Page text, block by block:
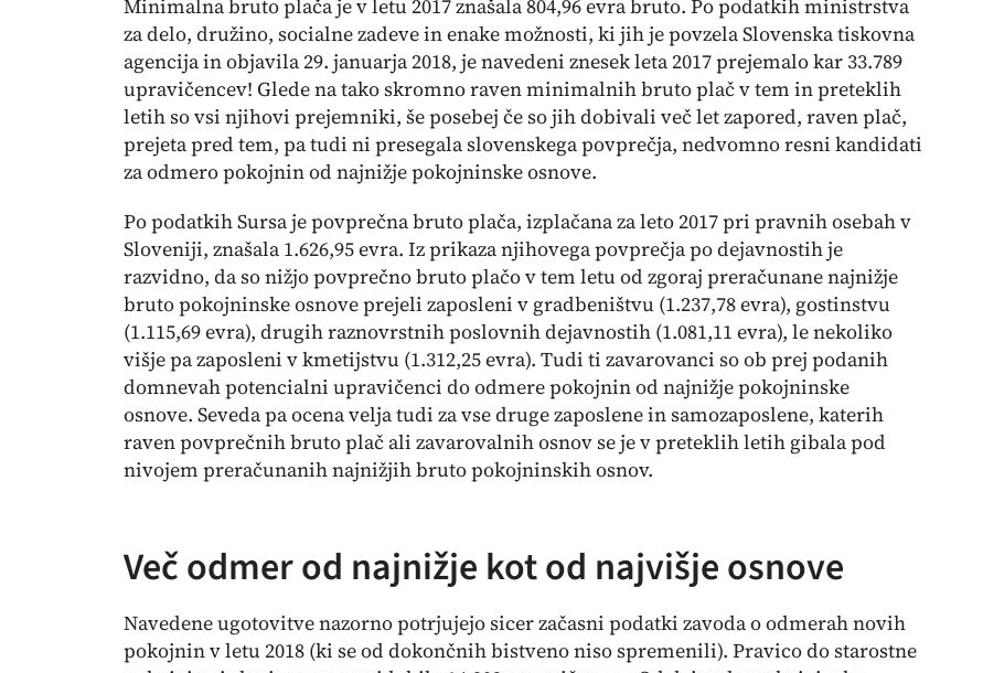
Minimalna bruto plača je v letu 2017 znašala 804,96 evra bruto. Po podatkih ministrstva
za delo, družino, socialne zadeve in enake možnosti, ki jih je povzela Slovenska tiskovna
agencija in objavila 29. januarja 2018, je navedeni znesek leta 2017 prejemalo kar 33.789
upravičencev! Glede na tako skromno raven minimalnih bruto plač v tem in preteklih
letih so vsi njihovi prejemniki, še posebej če so jih dobivali več let zapored, raven plač,
prejeta pred tem, pa tudi ni presegala slovenskega povprečja, nedvomno resni kandidati
za odmero pokojnin od najnižje pokojninske osnove.
Po podatkih Sursa je povprečna bruto plača, izplačana za leto 2017 pri pravnih osebah v
Sloveniji, znašala 1.626,95 evra. Iz prikaza njihovega povprečja po dejavnostih je
razvidno, da so nižjo povprečno bruto plačo v tem letu od zgoraj preračunane najnižje
bruto pokojninske osnove prejeli zaposleni v gradbeništvu (1.237,78 evra), gostinstvu
(1.115,69 evra), drugih raznovrstnih poslovnih dejavnostih (1.081,11 evra), le nekoliko
višje pa zaposleni v kmetijstvu (1.312,25 evra). Tudi ti zavarovanci so ob prej podanih
domnevah potencialni upravičenci do odmere pokojnin od najnižje pokojninske
osnove. Seveda pa ocena velja tudi za vse druge zaposlene in samozaposlene, katerih
raven povprečnih bruto plač ali zavarovalnih osnov se je v preteklih letih gibala pod
nivojem preračunanih najnižjih bruto pokojninskih osnov.
Več odmer od najnižje kot od najvišje osnove
Navedene ugotovitve nazorno potrjujejo sicer začasni podatki zavoda o odmerah novih
pokojnin v letu 2018 (ki se od dokončnih bistveno niso spremenili). Pravico do starostne